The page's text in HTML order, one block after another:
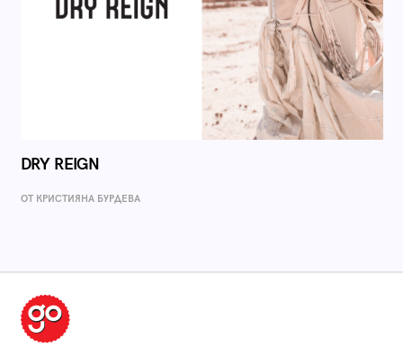
DRY REIGN
ОТ КРИСТИЯНА БУРДЕВА